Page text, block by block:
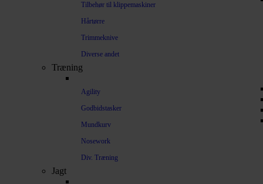
Tilbehør til klippemaskiner
Hårtørre
Trimmeknive
Diverse andet
Træning
Agility
Godbidstasker
Mundkurv
Nosework
Div. Træning
Jagt